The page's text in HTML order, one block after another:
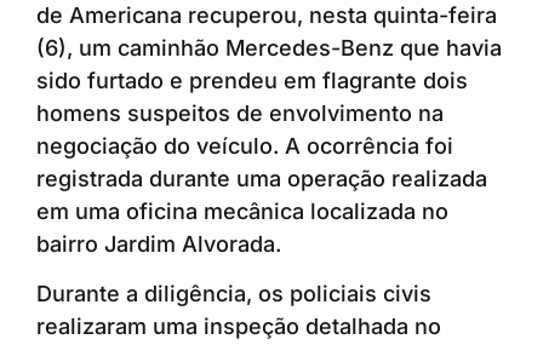
de Americana recuperou, nesta quinta-feira
(6), um caminhão Mercedes-Benz que havia
sido furtado e prendeu em flagrante dois
homens suspeitos de envolvimento na
negociação do veículo. A ocorrência foi
registrada durante uma operação realizada
em uma oficina mecânica localizada no
bairro Jardim Alvorada.
Durante a diligência, os policiais civis
realizaram uma inspeção detalhada no